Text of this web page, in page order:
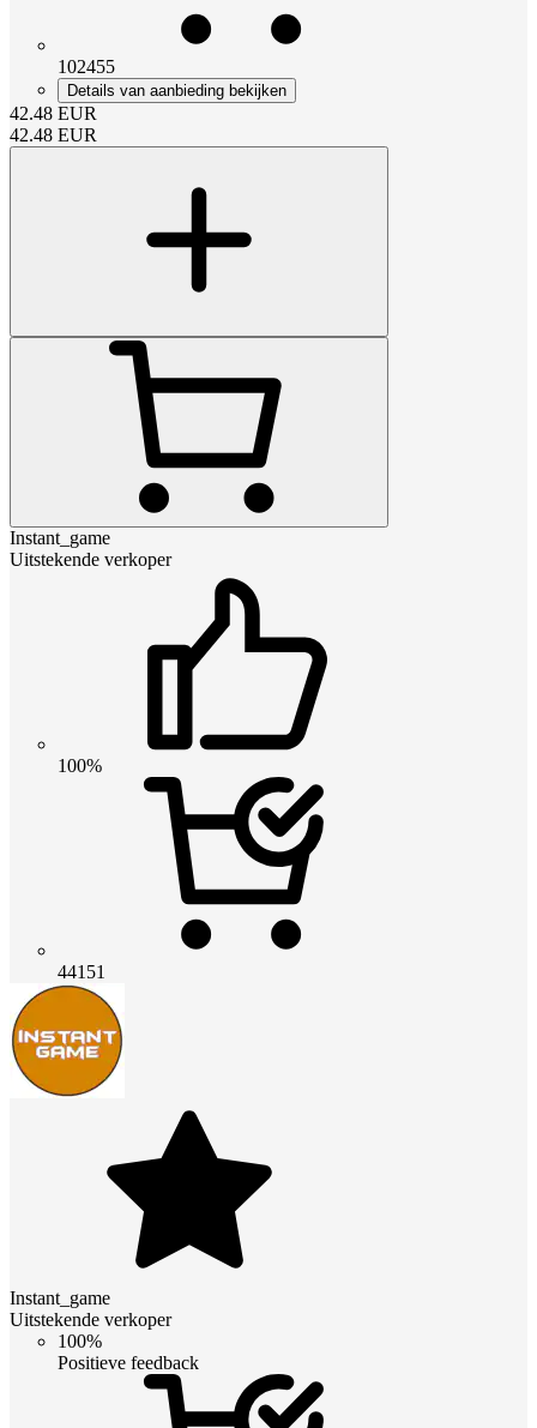
102455
Details van aanbieding bekijken
42.48 EUR
42.48 EUR
Instant_game
Uitstekende verkoper
100%
44151
Instant_game
Uitstekende verkoper
100%
Positieve feedback